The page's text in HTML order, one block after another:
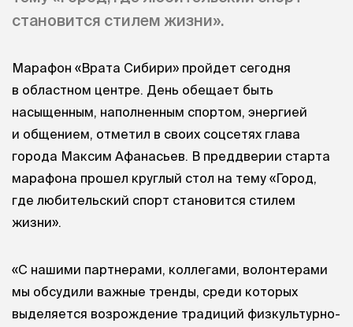
становится стилем жизни».
Марафон «Врата Сибири» пройдет сегодня
в областном центре. День обещает быть
насыщенным, наполненным спортом, энергией
и общением, отметил в своих соцсетях глава
города Максим Афанасьев. В преддверии старта
марафона прошел круглый стол на тему «Город,
где любительский спорт становится стилем
жизни».
«С нашими партнерами, коллегами, волонтерами
мы обсудили важные тренды, среди которых
выделяется возрождение традиций физкультурно-